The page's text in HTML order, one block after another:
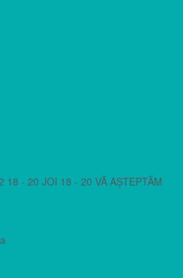
18 - 20 JOI 18 - 20 VĂ AȘTEPTĂM